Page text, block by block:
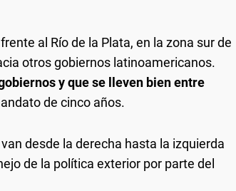
al Río de la Plata, en la zona sur de
otros gobiernos latinoamericanos.
y que se lleven bien entre
de cinco años.
desde la derecha hasta la izquierda
de la política exterior por parte del